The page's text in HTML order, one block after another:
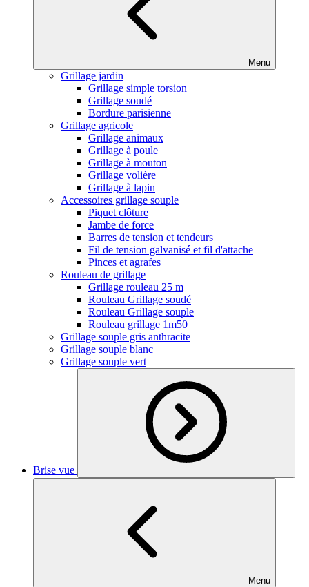
Menu
Grillage jardin
Grillage simple torsion
Grillage soudé
Bordure parisienne
Grillage agricole
Grillage animaux
Grillage à poule
Grillage à mouton
Grillage volière
Grillage à lapin
Accessoires grillage souple
Piquet clôture
Jambe de force
Barres de tension et tendeurs
Fil de tension galvanisé et fil d'attache
Pinces et agrafes
Rouleau de grillage
Grillage rouleau 25 m
Rouleau Grillage soudé
Rouleau Grillage souple
Rouleau grillage 1m50
Grillage souple gris anthracite
Grillage souple blanc
Grillage souple vert
Brise vue
Menu